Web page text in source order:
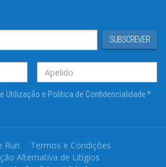
SUBSCREVER
Utilização e Política de Confidencialidade*
Run
Termos e Condições
Alternativa de Litígios